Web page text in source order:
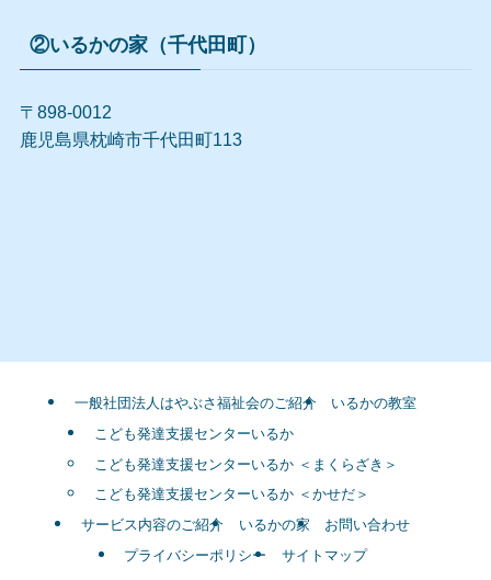
②いるかの家（千代田町）
〒898-0012
鹿児島県枕崎市千代田町113
一般社団法人はやぶさ福祉会のご紹介
いるかの教室
こども発達支援センターいるか
こども発達支援センターいるか ＜まくらざき＞
こども発達支援センターいるか ＜かせだ＞
サービス内容のご紹介
いるかの家
お問い合わせ
プライバシーポリシー
サイトマップ